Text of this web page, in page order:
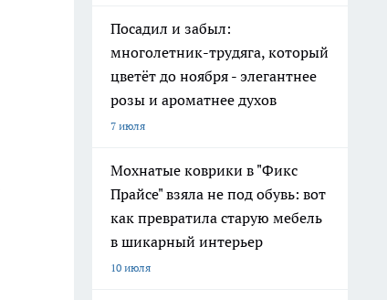
Посадил и забыл:
многолетник-трудяга, который
цветёт до ноября - элегантнее
розы и ароматнее духов
7 июля
Мохнатые коврики в "Фикс
Прайсе" взяла не под обувь: вот
как превратила старую мебель
в шикарный интерьер
10 июля